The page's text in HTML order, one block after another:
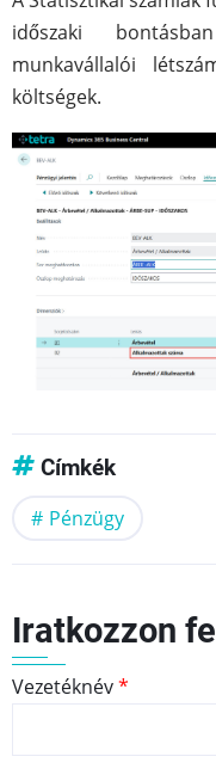
időszaki
munkavállalói
költségek.
Címkék
Pénzügy
Iratkozzon
Vezetéknév